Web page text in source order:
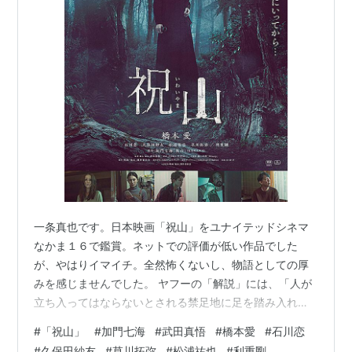
一条真也です。日本映画「祝山」をユナイテッドシネマ
なかま１６で鑑賞。ネットでの評価が低い作品でした
が、やはりイマイチ。全然怖くないし、物語としての厚
みを感じませんでした。 ヤフーの「解説」には、「人が
立ち入ってはならないとされる禁足地に足を踏み入れた
いた一通の手紙をきっかけに、ホラー作家がとある廃虚
# 「祝山」 #加門七海 #武田真悟 #橋本愛 #石川恋